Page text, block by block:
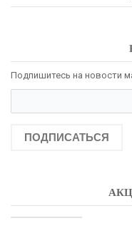
Подпишитесь на новости
ПОДПИСАТЬСЯ